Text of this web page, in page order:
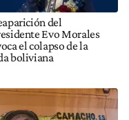
del
Evo Morales
el colapso de la
boliviana